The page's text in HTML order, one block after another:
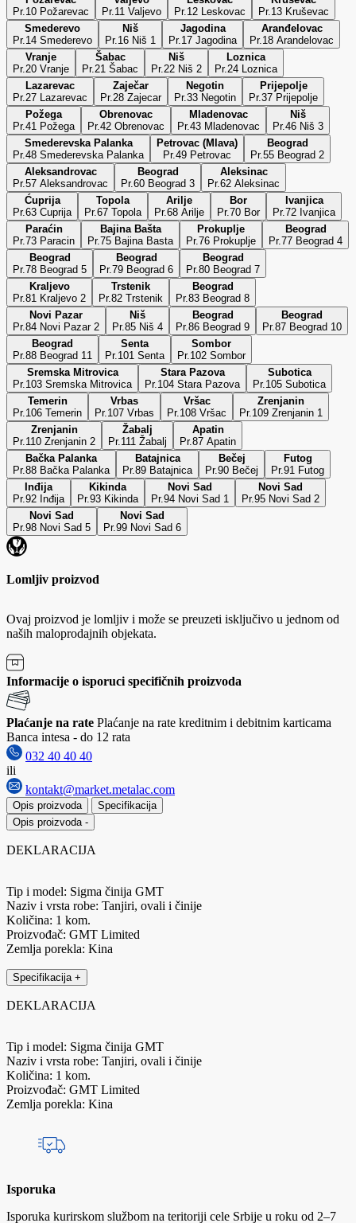
Pr.10 Požarevac
Pr.11 Valjevo
Pr.12 Leskovac
Pr.13 Kruševac
Smederevo
Pr.14 Smederevo
Niš
Pr.16 Niš 1
Jagodina
Pr.17 Jagodina
Aranđelovac
Pr.18 Arandelovac
Vranje
Pr.20 Vranje
Šabac
Pr.21 Šabac
Niš
Pr.22 Niš 2
Loznica
Pr.24 Loznica
Lazarevac
Pr.27 Lazarevac
Zaječar
Pr.28 Zajecar
Negotin
Pr.33 Negotin
Prijepolje
Pr.37 Prijepolje
Požega
Pr.41 Požega
Obrenovac
Pr.42 Obrenovac
Mladenovac
Pr.43 Mladenovac
Niš
Pr.46 Niš 3
Smederevska Palanka
Pr.48 Smederevska Palanka
Petrovac (Mlava)
Pr.49 Petrovac
Beograd
Pr.55 Beograd 2
Aleksandrovac
Pr.57 Aleksandrovac
Beograd
Pr.60 Beograd 3
Aleksinac
Pr.62 Aleksinac
Ćuprija
Pr.63 Cuprija
Topola
Pr.67 Topola
Arilje
Pr.68 Arilje
Bor
Pr.70 Bor
Ivanjica
Pr.72 Ivanjica
Paraćin
Pr.73 Paracin
Bajina Bašta
Pr.75 Bajina Basta
Prokuplje
Pr.76 Prokuplje
Beograd
Pr.77 Beograd 4
Beograd
Pr.78 Beograd 5
Beograd
Pr.79 Beograd 6
Beograd
Pr.80 Beograd 7
Kraljevo
Pr.81 Kraljevo 2
Trstenik
Pr.82 Trstenik
Beograd
Pr.83 Beograd 8
Novi Pazar
Pr.84 Novi Pazar 2
Niš
Pr.85 Niš 4
Beograd
Pr.86 Beograd 9
Beograd
Pr.87 Beograd 10
Beograd
Pr.88 Beograd 11
Senta
Pr.101 Senta
Sombor
Pr.102 Sombor
Sremska Mitrovica
Pr.103 Sremska Mitrovica
Stara Pazova
Pr.104 Stara Pazova
Subotica
Pr.105 Subotica
Temerin
Pr.106 Temerin
Vrbas
Pr.107 Vrbas
Vršac
Pr.108 Vršac
Zrenjanin
Pr.109 Zrenjanin 1
Zrenjanin
Pr.110 Zrenjanin 2
Žabalj
Pr.111 Žabalj
Apatin
Pr.87 Apatin
Bačka Palanka
Pr.88 Bačka Palanka
Batajnica
Pr.89 Batajnica
Bečej
Pr.90 Bečej
Futog
Pr.91 Futog
Inđija
Pr.92 Inđija
Kikinda
Pr.93 Kikinda
Novi Sad
Pr.94 Novi Sad 1
Novi Sad
Pr.95 Novi Sad 2
Novi Sad
Pr.98 Novi Sad 5
Novi Sad
Pr.99 Novi Sad 6
Lomljiv proizvod
Ovaj proizvod je lomljiv i može se preuzeti isključivo u jednom od
naših maloprodajnih objekata.
Informacije o isporuci specifičnih proizvoda
Plaćanje na rate Plaćanje na rate kreditnim i debitnim karticama
Banca intesa - do 12 rata
032 40 40 40
ili
kontakt@market.metalac.com
Opis proizvoda
Specifikacija
Opis proizvoda -
DEKLARACIJA
Tip i model: Sigma činija GMT
Naziv i vrsta robe: Tanjiri, ovali i činije
Količina: 1 kom.
Proizvođač: GMT Limited
Zemlja porekla: Kina
Specifikacija +
DEKLARACIJA
Tip i model: Sigma činija GMT
Naziv i vrsta robe: Tanjiri, ovali i činije
Količina: 1 kom.
Proizvođač: GMT Limited
Zemlja porekla: Kina
Isporuka
Isporuka kurirskom službom na teritoriji cele Srbije u roku od 2–7